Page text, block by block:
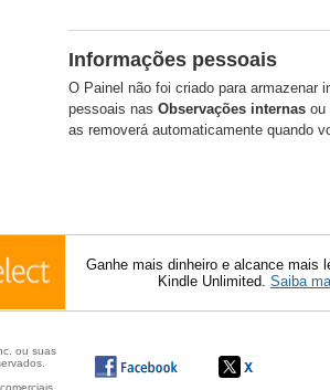
Informações pessoais
O Painel não foi criado para armazenar
pessoais nas Observações internas ou
as removerá automaticamente quando
Ganhe mais dinheiro e alcance mais
Kindle Unlimited. Saiba
ou suas